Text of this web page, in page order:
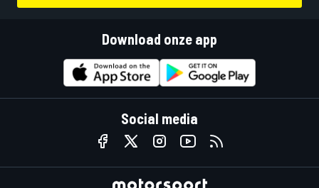
Download onze app
Social media